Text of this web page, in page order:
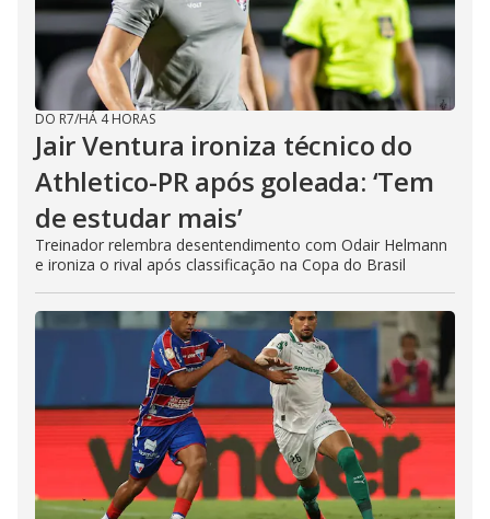
DO R7/HÁ 4 HORAS
Jair Ventura ironiza técnico do
Athletico-PR após goleada: ‘Tem
de estudar mais’
Treinador relembra desentendimento com Odair Helmann
e ironiza o rival após classificação na Copa do Brasil